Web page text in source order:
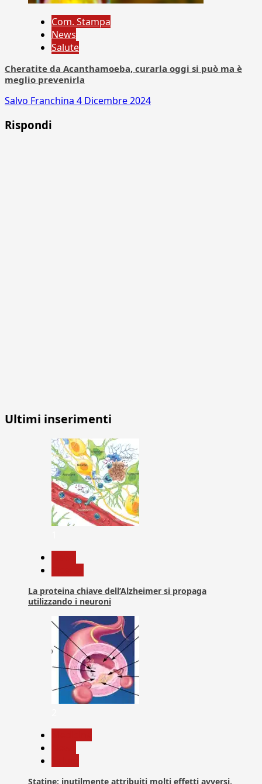
Com. Stampa
News
Salute
Cheratite da Acanthamoeba, curarla oggi si può ma è
meglio prevenirla
Salvo Franchina 4 Dicembre 2024
Rispondi
Ultimi inserimenti
La proteina chiave dell’Alzheimer si propaga
utilizzando i neuroni
Statine: inutilmente attribuiti molti effetti avversi,